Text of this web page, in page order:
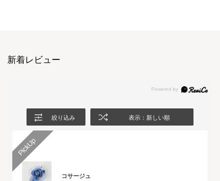
新着レビュー
絞り込み 表示：新しい順
コサージュ